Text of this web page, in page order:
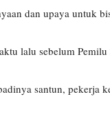
dan upaya untuk
lalu sebelum Pemilu
santun, pekerja